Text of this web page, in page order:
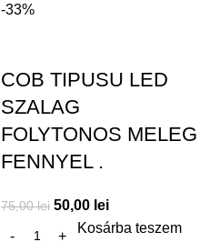
-33%
COB TIPUSU LED
SZALAG
FOLYTONOS MELEG
FENNYEL .
75,00lei 50,00 lei
Kosárba teszem